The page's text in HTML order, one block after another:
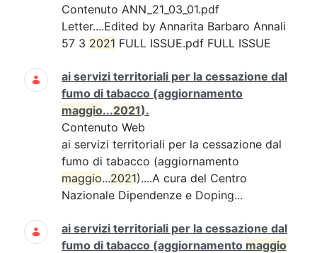
Contenuto ANN_21_03_01.pdf
Letter....Edited by Annarita Barbaro Annali
57 3 2021 FULL ISSUE.pdf FULL ISSUE
ai servizi territoriali per la cessazione dal
fumo di tabacco (aggiornamento
maggio...2021).
Contenuto Web
ai servizi territoriali per la cessazione dal
fumo di tabacco (aggiornamento
maggio...2021)....A cura del Centro
Nazionale Dipendenze e Doping...
ai servizi territoriali per la cessazione dal
fumo di tabacco (aggiornamento maggio